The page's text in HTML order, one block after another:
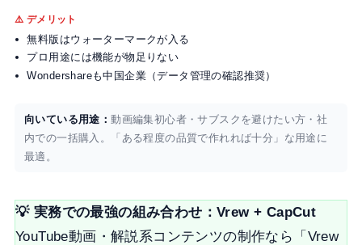
⚠️ デメリット
無料版はウォーターマークが入る
プロ用途には機能が物足りない
Wondershareも中国企業（データ管理の確認推奨）
向いている用途：動画編集初心者・サブスクを避けたい方・社
内での一括購入。「ある程度の品質で作れれば十分」な用途に
最適。
💡 実務での最強の組み合わせ：Vrew + CapCut
YouTube動画・解説系コンテンツの制作なら「Vrew